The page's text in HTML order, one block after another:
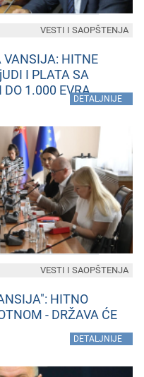
VANSIJA: HITNE
I PLATA SA
DO 1.000 EVRA
DETALJNIJE
VESTI I SAOPŠTENJA
HITNO
- DRŽAVA ĆE
DETALJNIJE
VESTI I SAOPŠTENJA